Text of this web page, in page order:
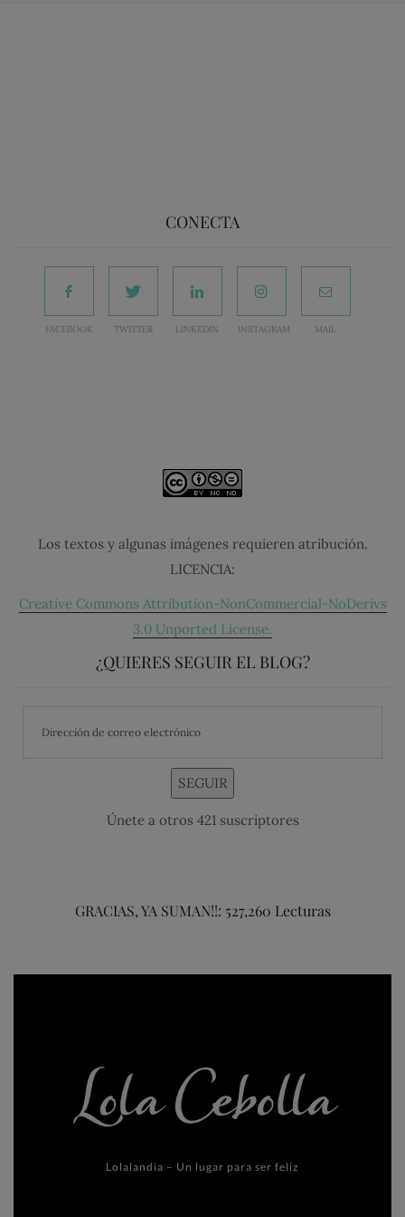
CONECTA
FACEBOOK TWITTER LINKEDIN INSTAGRAM MAIL
Los textos y algunas imágenes requieren atribución.
LICENCIA:
Creative Commons Attribution-NonCommercial-NoDerivs
3.0 Unported License.
¿QUIERES SEGUIR EL BLOG?
SEGUIR
Únete a otros 421 suscriptores
GRACIAS, YA SUMAN!!: 527,260 Lecturas
Lolalandia – Un lugar para ser feliz